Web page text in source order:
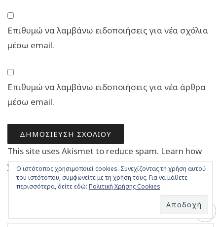
Επιθυμώ να λαμβάνω ειδοποιήσεις για νέα σχόλια
μέσω email.
Επιθυμώ να λαμβάνω ειδοποιήσεις για νέα άρθρα
μέσω email.
This site uses Akismet to reduce spam. Learn how
your comment data is processed.
Ο ιστότοπος χρησιμοποιεί cookies. Συνεχίζοντας τη χρήση αυτού
του ιστότοπου, συμφωνείτε με τη χρήση τους. Για να μάθετε
περισσότερα, δείτε εδώ: Πολιτική Χρήσης Cookies